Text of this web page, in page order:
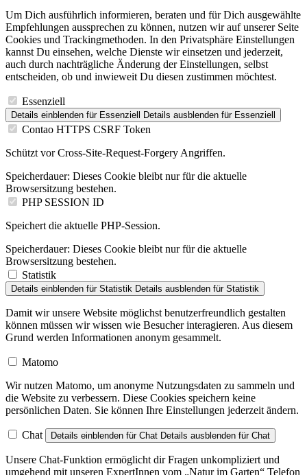
Um Dich ausführlich informieren, beraten und für Dich ausgewählte
Empfehlungen aussprechen zu können, nutzen wir auf unserer Seite
Cookies und Trackingmethoden. In den Privatsphäre Einstellungen
kannst Du einsehen, welche Dienste wir einsetzen und jederzeit,
auch durch nachträgliche Änderung der Einstellungen, selbst
entscheiden, ob und inwieweit Du diesen zustimmen möchtest.
Essenziell
Details einblenden für Essenziell Details ausblenden für Essenziell
Contao HTTPS CSRF Token
Schützt vor Cross-Site-Request-Forgery Angriffen.
Speicherdauer: Dieses Cookie bleibt nur für die aktuelle
Browsersitzung bestehen.
PHP SESSION ID
Speichert die aktuelle PHP-Session.
Speicherdauer: Dieses Cookie bleibt nur für die aktuelle
Browsersitzung bestehen.
Statistik
Details einblenden für Statistik Details ausblenden für Statistik
Damit wir unsere Website möglichst benutzerfreundlich gestalten
können müssen wir wissen wie Besucher interagieren. Aus diesem
Grund werden Informationen anonym gesammelt.
Matomo
Wir nutzen Matomo, um anonyme Nutzungsdaten zu sammeln und
die Website zu verbessern. Diese Cookies speichern keine
persönlichen Daten. Sie können Ihre Einstellungen jederzeit ändern.
Chat Details einblenden für Chat Details ausblenden für Chat
Unsere Chat-Funktion ermöglicht dir Fragen unkompliziert und
umgehend mit unseren ExpertInnen vom „Natur im Garten“ Telefon